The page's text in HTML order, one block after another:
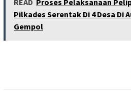
READ Proses Pelaksanaan
Pilkades Serentak Di 4 Desa Di
Gempol